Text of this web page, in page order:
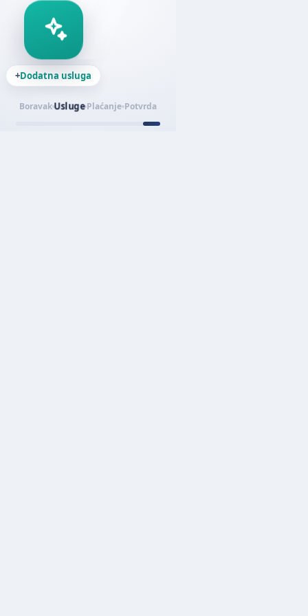
+Dodatna usluga
BoravakUslugePlaćanje Potvrda